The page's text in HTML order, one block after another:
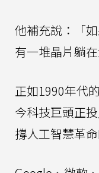
他補充說：「
有一堆晶片躺
正如1990年代
今科技巨頭正
撐人工智慧革